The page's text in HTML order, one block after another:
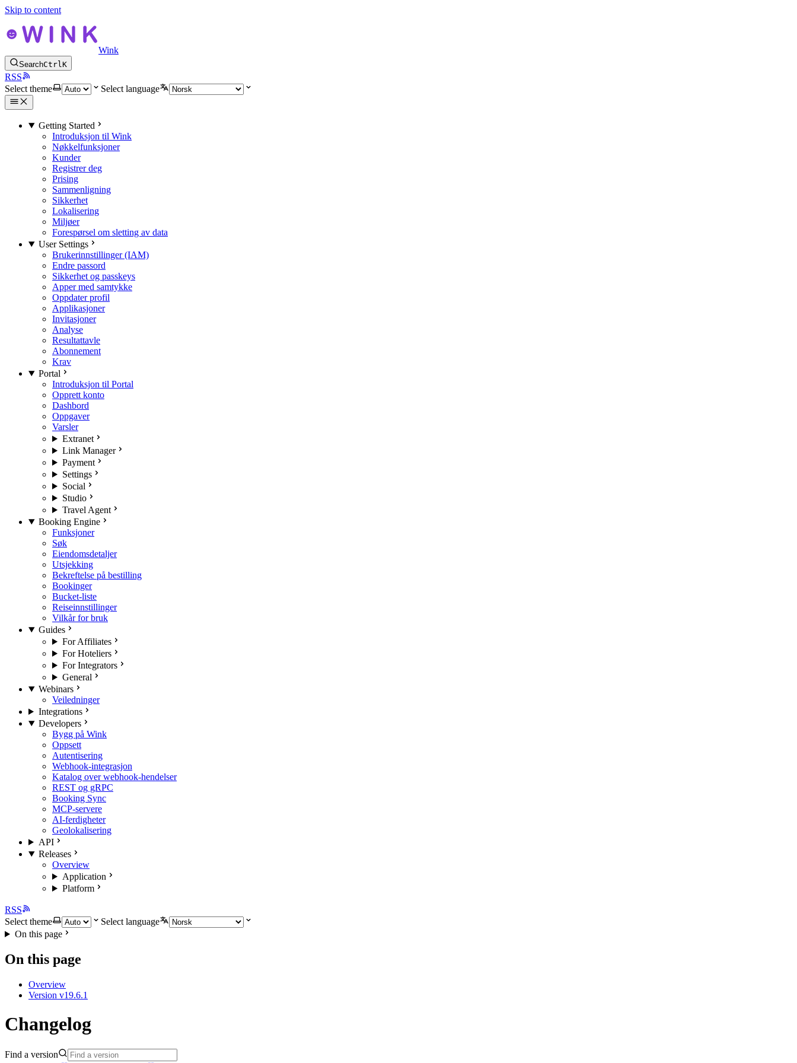
Skip to content
Wink
SearchCtrlK
RSS
Select theme
Select language
Getting Started
Introduksjon til Wink
Nøkkelfunksjoner
Kunder
Registrer deg
Prising
Sammenligning
Sikkerhet
Lokalisering
Miljøer
Forespørsel om sletting av data
User Settings
Brukerinnstillinger (IAM)
Endre passord
Sikkerhet og passkeys
Apper med samtykke
Oppdater profil
Applikasjoner
Invitasjoner
Analyse
Resultattavle
Abonnement
Krav
Portal
Introduksjon til Portal
Opprett konto
Dashbord
Oppgaver
Varsler
Extranet
Link Manager
Payment
Settings
Social
Studio
Travel Agent
Booking Engine
Funksjoner
Søk
Eiendomsdetaljer
Utsjekking
Bekreftelse på bestilling
Bookinger
Bucket-liste
Reiseinnstillinger
Vilkår for bruk
Guides
For Affiliates
For Hoteliers
For Integrators
General
Webinars
Veiledninger
Integrations
Developers
Bygg på Wink
Oppsett
Autentisering
Webhook-integrasjon
Katalog over webhook-hendelser
REST og gRPC
Booking Sync
MCP-servere
AI-ferdigheter
Geolokalisering
API
Releases
Overview
Application
Platform
RSS
Select theme
Select language
On this page
On this page
Overview
Version v19.6.1
Changelog
Find a version